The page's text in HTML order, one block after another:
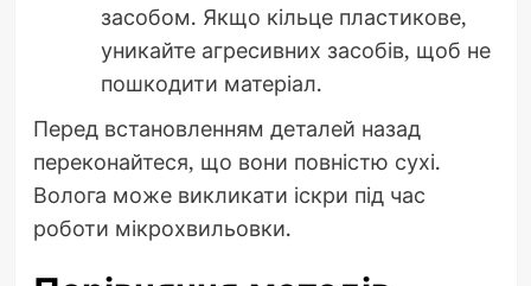
засобом. Якщо кільце пластикове,
уникайте агресивних засобів, щоб не
пошкодити матеріал.
Перед встановленням деталей назад
переконайтеся, що вони повністю сухі.
Волога може викликати іскри під час
роботи мікрохвильовки.